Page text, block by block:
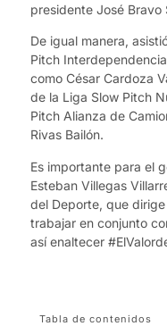
presidente José Bravo
De igual manera,
Pitch
como César Cardoza
de la Liga Slow Pitch
Pitch Alianza de
Rivas Bailón.
Es importante para el
Esteban Villegas
del Deporte, que
trabajar en conjunto
así enaltecer
Tabla de contenidos